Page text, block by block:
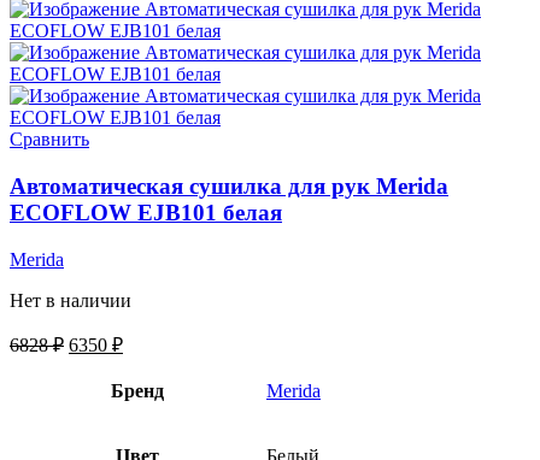
Сравнить
Автоматическая сушилка для рук Merida
ECOFLOW EJB101 белая
Merida
Нет в наличии
6828₽ 6350 ₽
Бренд Merida
Цвет Белый